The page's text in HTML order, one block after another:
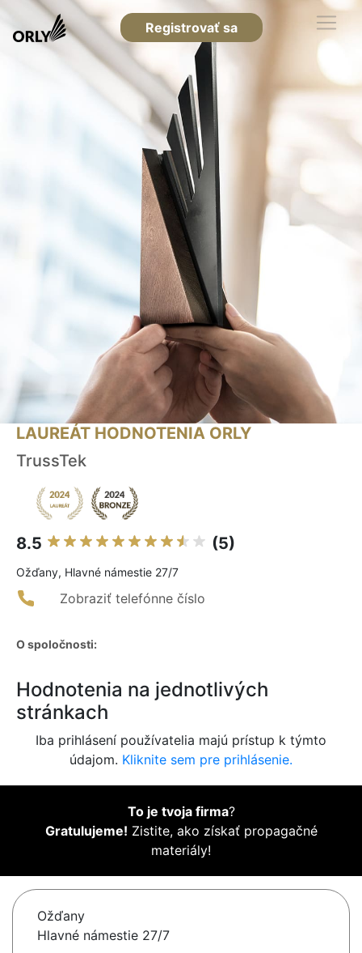
Registrovať sa
LAUREÁT HODNOTENIA ORLY
TrussTek
8.5 (5)
Ožďany, Hlavné námestie 27/7
Zobraziť telefónne číslo
O spoločnosti:
Hodnotenia na jednotlivých
stránkach
Iba prihlásení používatelia majú prístup k týmto
údajom. Kliknite sem pre prihlásenie.
To je tvoja firma?
Gratulujeme! Zistite, ako získať propagačné
materiály!
Ožďany
Hlavné námestie 27/7